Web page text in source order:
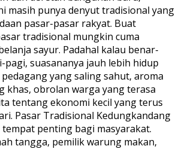
masih punya denyut tradisional yang
pasar-pasar rakyat. Buat
tradisional mungkin cuma
sayur. Padahal kalau benar-
pagi, suasananya jauh lebih hidup
yang saling sahut, aroma
khas, obrolan warga yang terasa
tentang ekonomi kecil yang terus
Pasar Tradisional Kedungkandang
penting bagi masyarakat.
tangga, pemilik warung makan,